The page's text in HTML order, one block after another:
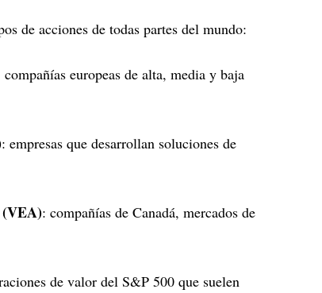
de acciones de todas partes del mundo:
compañías europeas de alta, media y baja
: empresas que desarrollan soluciones de
(VEA): compañías de Canadá, mercados de
de valor del S&P 500 que suelen